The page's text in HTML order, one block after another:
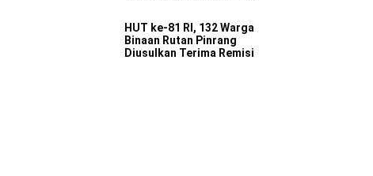
HUT ke-81 RI, 132 Warga
Binaan Rutan Pinrang
Diusulkan Terima Remisi